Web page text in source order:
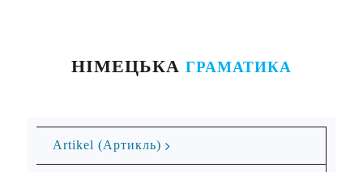
НІМЕЦЬКА ГРАМАТИКА
Ar­ti­kel (Артикль)